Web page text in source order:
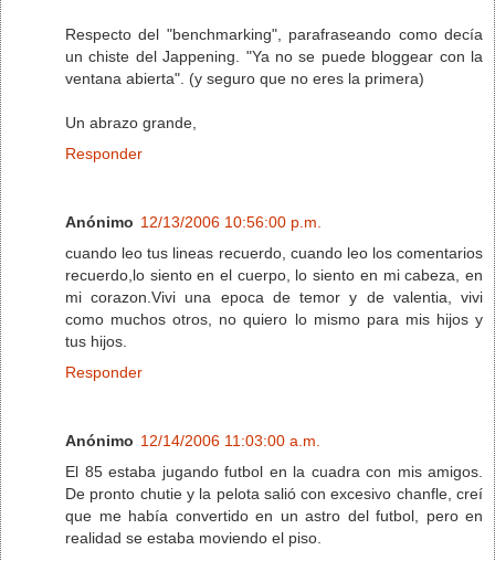
Respecto del "benchmarking", parafraseando como decía
un chiste del Jappening. "Ya no se puede bloggear con la
ventana abierta". (y seguro que no eres la primera)
Un abrazo grande,
Responder
Anónimo 12/13/2006 10:56:00 p.m.
cuando leo tus lineas recuerdo, cuando leo los comentarios
recuerdo,lo siento en el cuerpo, lo siento en mi cabeza, en
mi corazon.Vivi una epoca de temor y de valentia, vivi
como muchos otros, no quiero lo mismo para mis hijos y
tus hijos.
Responder
Anónimo 12/14/2006 11:03:00 a.m.
El 85 estaba jugando futbol en la cuadra con mis amigos.
De pronto chutie y la pelota salió con excesivo chanfle, creí
que me había convertido en un astro del futbol, pero en
realidad se estaba moviendo el piso.